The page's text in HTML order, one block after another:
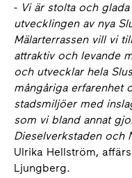
- Vi är stolta och
utvecklingen av nya
Mälarterrassen vill vi
attraktiv och levande
och utvecklar hela
mångåriga erfarenhet
stadsmiljöer med
som vi bland annat
Dieselverkstaden och
Ulrika Hellström,
Ljungberg.